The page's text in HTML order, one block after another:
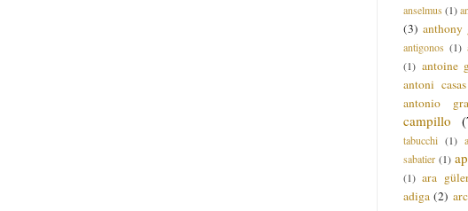
anselmus (1)
(3) anthony
antigonos (1)
(1) antoine
antoni
antonio
campillo
tabucchi (1)
sabatier (1)
(1) ara
adiga (2)